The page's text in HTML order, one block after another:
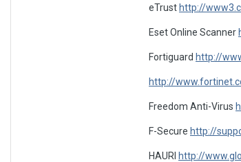
eTrust http://
Eset Online Scanner
Fortiguard http://
http://
Freedom Anti-Virus
F-Secure http://
HAURI http://